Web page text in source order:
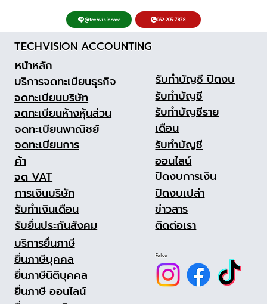
รู้กำไรก่อนใครด้วยเทคนิค สรุปยอดขาย
ออนไลน์ แบบเรียลไทม์ เคล็ดลับปั้นร้านค้า
ดิจิทัลให้เติบโตอย่างยั่งยืน
@techvisionacc 062-205-7878
TECHVISION ACCOUNTING
หน้าหลัก
บริการจดทะเบียนธุรกิจ
จดทะเบียนบริษัท
จดทะเบียนห้างหุ้นส่วน
จดทะเบียนพาณิชย์
จดทะเบียนการ
ค้า
จด VAT
การเงินบริษัท
รับทำเงินเดือน
รับยื่นประกันสังคม
บริการยื่นภาษี
ยื่นภาษีบุคคล
ยื่นภาษีนิติบุคคล
ยื่นภาษี ออนไลน์
รับทำบัญชี ปิดงบ
รับทำบัญชี
รับทำบัญชีราย
เดือน
รับทำบัญชี
ออนไลน์
ปิดงบการเงิน
ปิดงบเปล่า
ข่าวสาร
ติดต่อเรา
Follow